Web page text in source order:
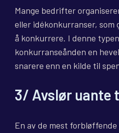
Mange bedrifter
eller idékonkurranser, som
å konkurrere. I denne
konkurranseånden en
snarere enn en kilde til
3/ Avslør uante
En av de mest